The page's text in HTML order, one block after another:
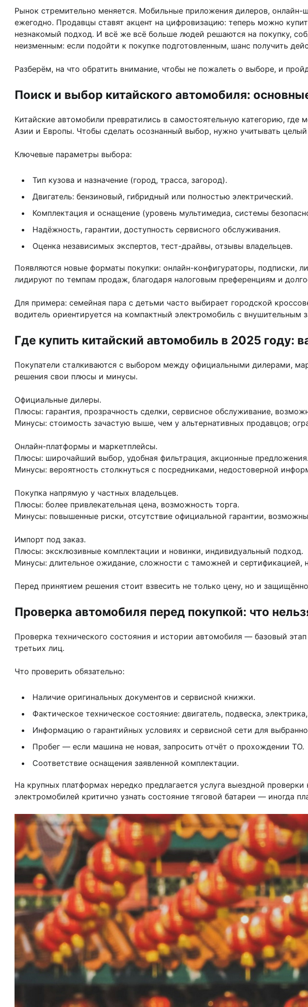
Рынок стремительно меняется. Мобильные приложения дилеров,
ежегодно. Продавцы ставят акцент на цифровизацию: теперь можно
незнакомый подход. И всё же всё больше людей решаются на покупку,
неизменным: если подойти к покупке подготовленным, шанс получить
Разберём, на что обратить внимание, чтобы не пожалеть о выборе, и
Поиск и выбор китайского автомобиля:
Китайские автомобили превратились в самостоятельную категорию,
Азии и Европы. Чтобы сделать осознанный выбор, нужно учитывать
Ключевые параметры выбора:
Тип кузова и назначение (город, трасса, загород).
Двигатель: бензиновый, гибридный или полностью электрический.
Комплектация и оснащение (уровень мультимедиа, системы
Надёжность, гарантии, доступность сервисного обслуживания.
Оценка независимых экспертов, тест-драйвы, отзывы владельцев.
Появляются новые форматы покупки: онлайн-конфигураторы, подписки,
лидируют по темпам продаж, благодаря налоговым преференциям и
Для примера: семейная пара с детьми часто выбирает городской
водитель ориентируется на компактный электромобиль с
Где купить китайский автомобиль в 2025 году:
Покупатели сталкиваются с выбором между официальными дилерами,
решения свои плюсы и минусы.
Официальные дилеры.
Плюсы: гарантия, прозрачность сделки, сервисное обслуживание,
Минусы: стоимость зачастую выше, чем у альтернативных продавцов;
Онлайн-платформы и маркетплейсы.
Плюсы: широчайший выбор, удобная фильтрация, акционные предложения.
Минусы: вероятность столкнуться с посредниками, недостоверной
Покупка напрямую у частных владельцев.
Плюсы: более привлекательная цена, возможность торга.
Минусы: повышенные риски, отсутствие официальной гарантии,
Импорт под заказ.
Плюсы: эксклюзивные комплектации и новинки, индивидуальный подход.
Минусы: длительное ожидание, сложности с таможней и сертификацией,
Перед принятием решения стоит взвесить не только цену, но и
Проверка автомобиля перед покупкой: что
Проверка технического состояния и истории автомобиля — базовый
третьих лиц.
Что проверить обязательно:
Наличие оригинальных документов и сервисной книжки.
Фактическое техническое состояние: двигатель, подвеска,
Информацию о гарантийных условиях и сервисной сети для
Пробег — если машина не новая, запросить отчёт о прохождении ТО.
Соответствие оснащения заявленной комплектации.
На крупных платформах нередко предлагается услуга выездной
электромобилей критично узнать состояние тяговой батареи — иногда